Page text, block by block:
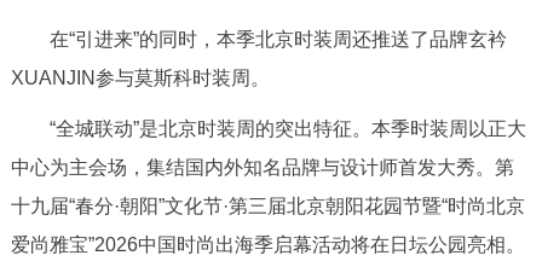
在“引进来”的同时，本季北京时装周还推送了品牌玄衿
XUANJIN参与莫斯科时装周。
“全城联动”是北京时装周的突出特征。本季时装周以正大
中心为主会场，集结国内外知名品牌与设计师首发大秀。第
十九届“春分·朝阳”文化节·第三届北京朝阳花园节暨“时尚北京
爱尚雅宝”2026中国时尚出海季启幕活动将在日坛公园亮相。